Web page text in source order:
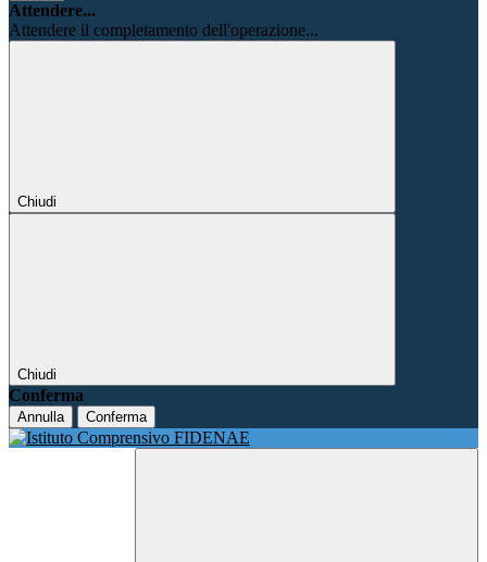
Attendere...
Attendere il completamento dell'operazione...
Chiudi
Chiudi
Conferma
Annulla Conferma